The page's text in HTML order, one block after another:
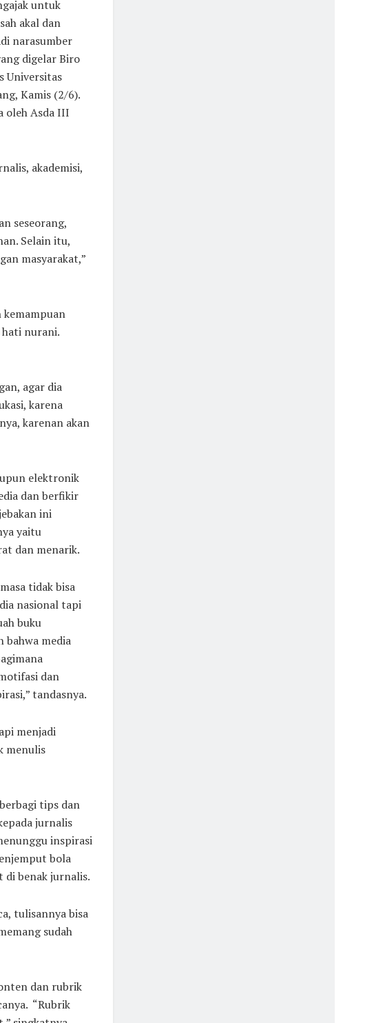
untuk
akal dan
narasumber
digelar Biro
Universitas
Kamis (2/6).
oleh Asda III
akademisi,
seseorang,
Selain itu,
masyarakat,”
nurani.
agar dia
karena
karenan akan
elektronik
dan berfikir
ini
yaitu
dan menarik.
tidak bisa
nasional tapi
buku
media
dan
tandasnya.
menjadi
menulis
tips dan
jurnalis
inspirasi
bola
di benak jurnalis.
tulisannya bisa
sudah
dan rubrik
“Rubrik